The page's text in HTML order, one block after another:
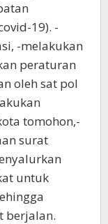
19). -
-melakukan
peraturan
oleh sat pol
tomohon,-
surat
untuk
berjalan.